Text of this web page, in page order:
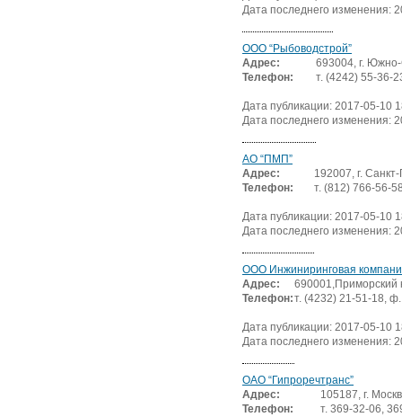
Дата последнего изменения:
ООО “Рыбоводстрой”
Адрес:
693004, г.
Телефон:
т. (4242) 55-36-
Дата публикации: 2017-05-10
Дата последнего изменения:
АО “ПМП”
Адрес:
192007, г.
Телефон:
т. (812) 766-56-
Дата публикации: 2017-05-10
Дата последнего изменения:
ООО Инжиниринговая
Адрес:
690001,Приморский
Телефон:т. (4232) 21-51-18,
Дата публикации: 2017-05-10
Дата последнего изменения:
ОАО “Гипроречтранс”
Адрес:
105187, г.
Телефон:
т. 369-32-06,